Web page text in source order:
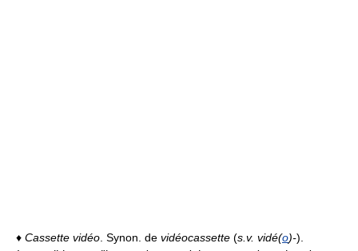
♦ Cassette vidéo. Synon. de vidéocassette (s.v. vidé(o)-).